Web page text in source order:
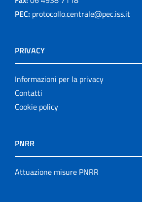
PEC: protocollo.centrale@pec.iss.it
PRIVACY
Informazioni per la privacy
Contatti
Cookie policy
PNRR
Attuazione misure PNRR